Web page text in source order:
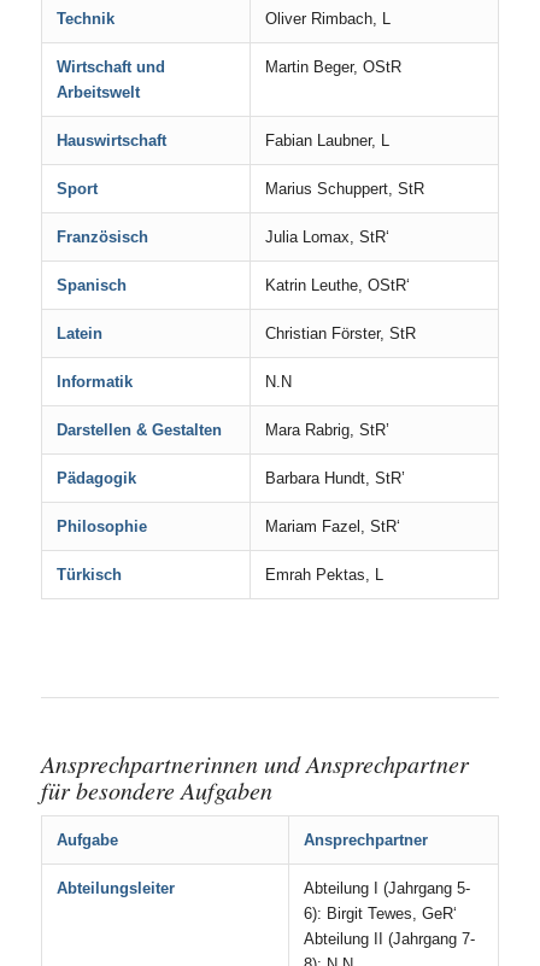
Technik Oliver Rimbach, L
Wirtschaft und
Arbeitswelt
Martin Beger, OStR
Hauswirtschaft Fabian Laubner, L
Sport Marius Schuppert, StR
Französisch Julia Lomax, StR‘
Spanisch Katrin Leuthe, OStR‘
Latein Christian Förster, StR
Informatik N.N
Darstellen & Gestalten Mara Rabrig, StR’
Pädagogik Barbara Hundt, StR’
Philosophie Mariam Fazel, StR‘
Türkisch Emrah Pektas, L
Ansprechpartnerinnen und Ansprechpartner
für besondere Aufgaben
Aufgabe Ansprechpartner
Abteilungsleiter
Abteilung I (Jahrgang 5-
6): Birgit Tewes, GeR‘
Abteilung II (Jahrgang 7-